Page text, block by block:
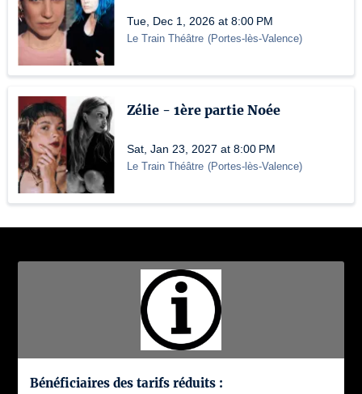
Bénéficiaires des tarifs réduits :
Tue, Dec 1, 2026 at 8:00 PM
Le Train Théâtre (Portes-lès-Valence)
Zélie - 1ère partie Noée
Sat, Jan 23, 2027 at 8:00 PM
Le Train Théâtre (Portes-lès-Valence)